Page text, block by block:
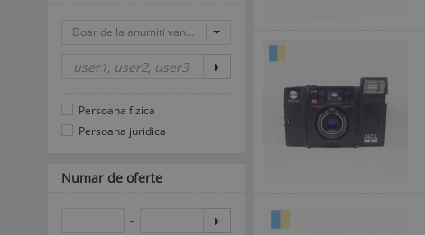
Doar de la anumiti vanzatori
Persoana fizica
Persoana juridica
Numar de oferte
-